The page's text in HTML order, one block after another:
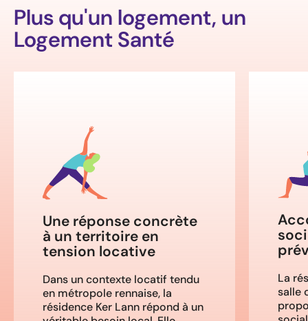
Plus qu'un logement, un
Logement Santé
Une réponse concrète
à un territoire en
tension locative
Dans un contexte locatif tendu
en métropole rennaise, la
résidence Ker Lann répond à un
La
salle